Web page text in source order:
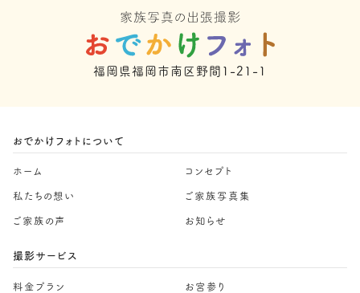
福岡県福岡市南区野間1-21-1
おでかけフォトについて
ホーム コンセプト
私たちの想い ご家族写真集
ご家族の声 お知らせ
撮影サービス
料金プラン お宮参り